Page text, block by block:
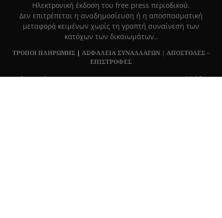
Hλεκτρονική έκδοση του free press περιοδικού.
Δεν επιτρέπεται η αναδημοσίευση ή η αποσπασματική
μεταφορά κειμένων χωρίς τη γραπτή συναίνεση των
κατόχων των δικαιωμάτων..
ΤΡΟΠΟΙ ΠΛΗΡΩΜΗΣ | ΑΣΦΑΛΕΙΑ ΣΥΝΑΛΛΑΓΩΝ | ΑΠΟΣΤΟΛΕΣ –
ΕΠΙΣΤΡΟΦΕΣ
Πλ. Βασιλεως Γεωργιου 6, ΠΑΛΑΙΟ ΨΥΧΙΚΟ 15452, Ελλάδα